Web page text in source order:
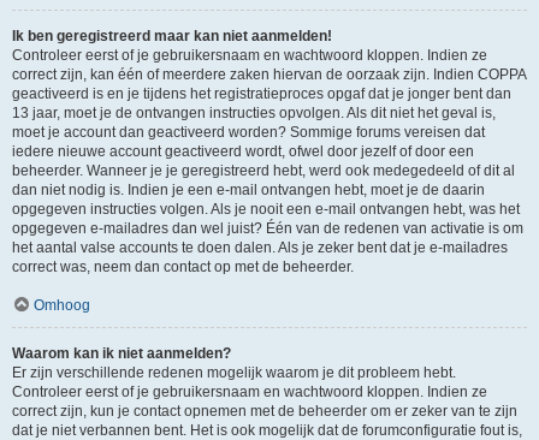
Ik ben geregistreerd maar kan niet aanmelden!
Controleer eerst of je gebruikersnaam en wachtwoord kloppen. Indien ze
correct zijn, kan één of meerdere zaken hiervan de oorzaak zijn. Indien COPPA
geactiveerd is en je tijdens het registratieproces opgaf dat je jonger bent dan
13 jaar, moet je de ontvangen instructies opvolgen. Als dit niet het geval is,
moet je account dan geactiveerd worden? Sommige forums vereisen dat
iedere nieuwe account geactiveerd wordt, ofwel door jezelf of door een
beheerder. Wanneer je je geregistreerd hebt, werd ook medegedeeld of dit al
dan niet nodig is. Indien je een e-mail ontvangen hebt, moet je de daarin
opgegeven instructies volgen. Als je nooit een e-mail ontvangen hebt, was het
opgegeven e-mailadres dan wel juist? Één van de redenen van activatie is om
het aantal valse accounts te doen dalen. Als je zeker bent dat je e-mailadres
correct was, neem dan contact op met de beheerder.
Omhoog
Waarom kan ik niet aanmelden?
Er zijn verschillende redenen mogelijk waarom je dit probleem hebt.
Controleer eerst of je gebruikersnaam en wachtwoord kloppen. Indien ze
correct zijn, kun je contact opnemen met de beheerder om er zeker van te zijn
dat je niet verbannen bent. Het is ook mogelijk dat de forumconfiguratie fout is,